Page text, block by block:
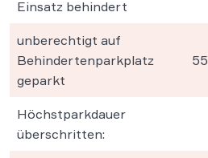
Einsatz behindert
unberechtigt auf
Behindertenparkplatz
geparkt
55
Höchstparkdauer
überschritten: